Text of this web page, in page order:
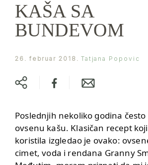
KAŠA SA
BUNDEVOM
26. februar 2018. Tatjana Popovic
Poslednjih nekoliko godina
ovsenu kašu. Klasičan recept
koristila izgledao je ovako:
cimet, voda i rendana Granny